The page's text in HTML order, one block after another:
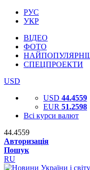
РУС
УКР
ВІДЕО
ФОТО
СПЕЦПРОЕКТИ
USD
USD 44.4559
EUR 51.2598
Всі курси валют
44.4559
Авторизація
Пошук
RU